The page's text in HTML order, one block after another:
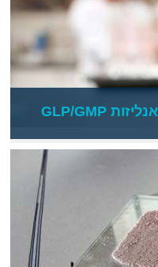
אנליזות GLP/GMP